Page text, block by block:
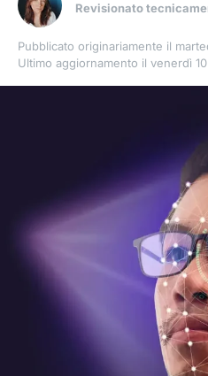
Revisionato
Pubblicato originariamente il
Ultimo aggiornamento il venerdì